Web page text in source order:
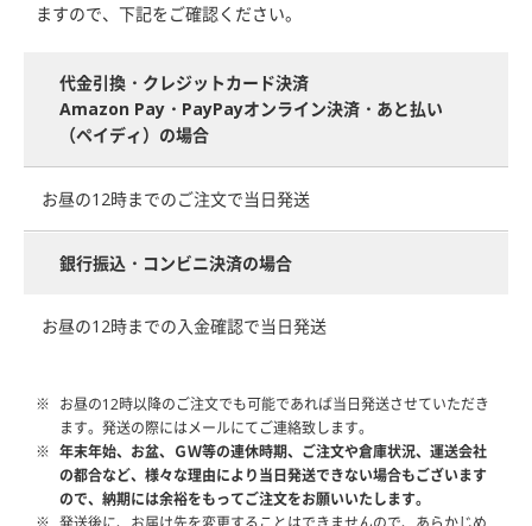
ますので、下記をご確認ください。
代金引換・クレジットカード決済
Amazon Pay・PayPayオンライン決済・あと払い
（ペイディ）の場合
お昼の12時までのご注文で当日発送
銀行振込・コンビニ決済の場合
お昼の12時までの入金確認で当日発送
お昼の12時以降のご注文でも可能であれば当日発送させていただき
ます。発送の際にはメールにてご連絡致します。
年末年始、お盆、ＧＷ等の連休時期、ご注文や倉庫状況、運送会社
の都合など、様々な理由により当日発送できない場合もございます
ので、納期には余裕をもってご注文をお願いいたします。